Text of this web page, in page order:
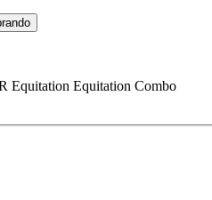
Equitation Equitation Combo